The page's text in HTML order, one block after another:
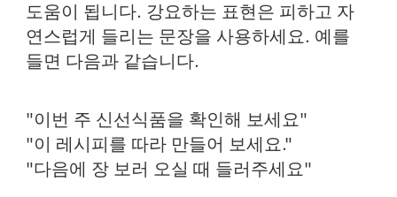
도움이 됩니다. 강요하는 표현은 피하고 자
연스럽게 들리는 문장을 사용하세요. 예를
들면 다음과 같습니다.
"이번 주 신선식품을 확인해 보세요"
"이 레시피를 따라 만들어 보세요."
"다음에 장 보러 오실 때 들러주세요"